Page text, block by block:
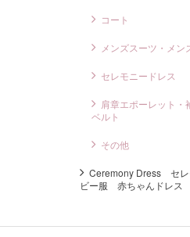
コート
メンズスーツ・メン
セレモニードレス
肩章エポーレット・
ベルト
その他
Ceremony Dress セ
ビー服 赤ちゃんドレス